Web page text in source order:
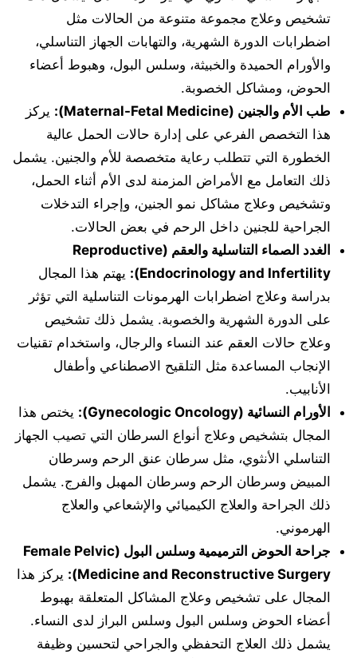
تشخيص وعلاج مجموعة متنوعة من الحالات مثل
اضطرابات الدورة الشهرية، والتهابات الجهاز التناسلي،
والأورام الحميدة والخبيثة، وسلس البول، وهبوط أعضاء
الحوض، ومشاكل الخصوبة.
طب الأم والجنين (Maternal-Fetal Medicine):
يركز
هذا التخصص الفرعي على إدارة حالات الحمل عالية
الخطورة التي تتطلب رعاية متخصصة للأم والجنين. يشمل
ذلك التعامل مع الأمراض المزمنة لدى الأم أثناء الحمل،
وتشخيص وعلاج مشاكل نمو الجنين، وإجراء التدخلات
الجراحية للجنين داخل الرحم في بعض الحالات.
الغدد الصماء التناسلية والعقم (Reproductive
Endocrinology and Infertility):
يهتم هذا المجال
بدراسة وعلاج اضطرابات الهرمونات التناسلية التي تؤثر
على الدورة الشهرية والخصوبة. يشمل ذلك تشخيص
وعلاج حالات العقم عند النساء والرجال، واستخدام تقنيات
الإنجاب المساعدة مثل التلقيح الاصطناعي وأطفال
الأنابيب.
الأورام النسائية (Gynecologic Oncology):
يختص هذا
المجال بتشخيص وعلاج أنواع السرطان التي تصيب الجهاز
التناسلي الأنثوي، مثل سرطان عنق الرحم وسرطان
المبيض وسرطان الرحم وسرطان المهبل والفرج. يشمل
ذلك الجراحة والعلاج الكيميائي والإشعاعي والعلاج
الهرموني.
جراحة الحوض الترميمية وسلس البول (Female Pelvic
Medicine and Reconstructive Surgery):
يركز هذا
المجال على تشخيص وعلاج المشاكل المتعلقة بهبوط
أعضاء الحوض وسلس البول وسلس البراز لدى النساء.
يشمل ذلك العلاج التحفظي والجراحي لتحسين وظيفة